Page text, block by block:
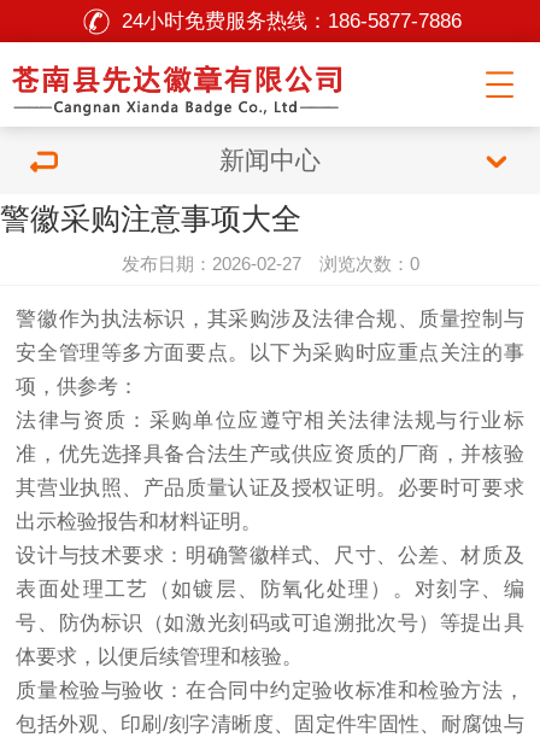
24小时免费服务热线： 186-5877-7886
新闻中心
警徽采购注意事项大全
发布日期：2026-02-27 浏览次数：0
警徽作为执法标识，其采购涉及法律合规、质量控制与
安全管理等多方面要点。以下为采购时应重点关注的事
项，供参考：
法律与资质：采购单位应遵守相关法律法规与行业标
准，优先选择具备合法生产或供应资质的厂商，并核验
其营业执照、产品质量认证及授权证明。必要时可要求
出示检验报告和材料证明。
设计与技术要求：明确警徽样式、尺寸、公差、材质及
表面处理工艺（如镀层、防氧化处理）。对刻字、编
号、防伪标识（如激光刻码或可追溯批次号）等提出具
体要求，以便后续管理和核验。
质量检验与验收：在合同中约定验收标准和检验方法，
包括外观、印刷/刻字清晰度、固定件牢固性、耐腐蚀与